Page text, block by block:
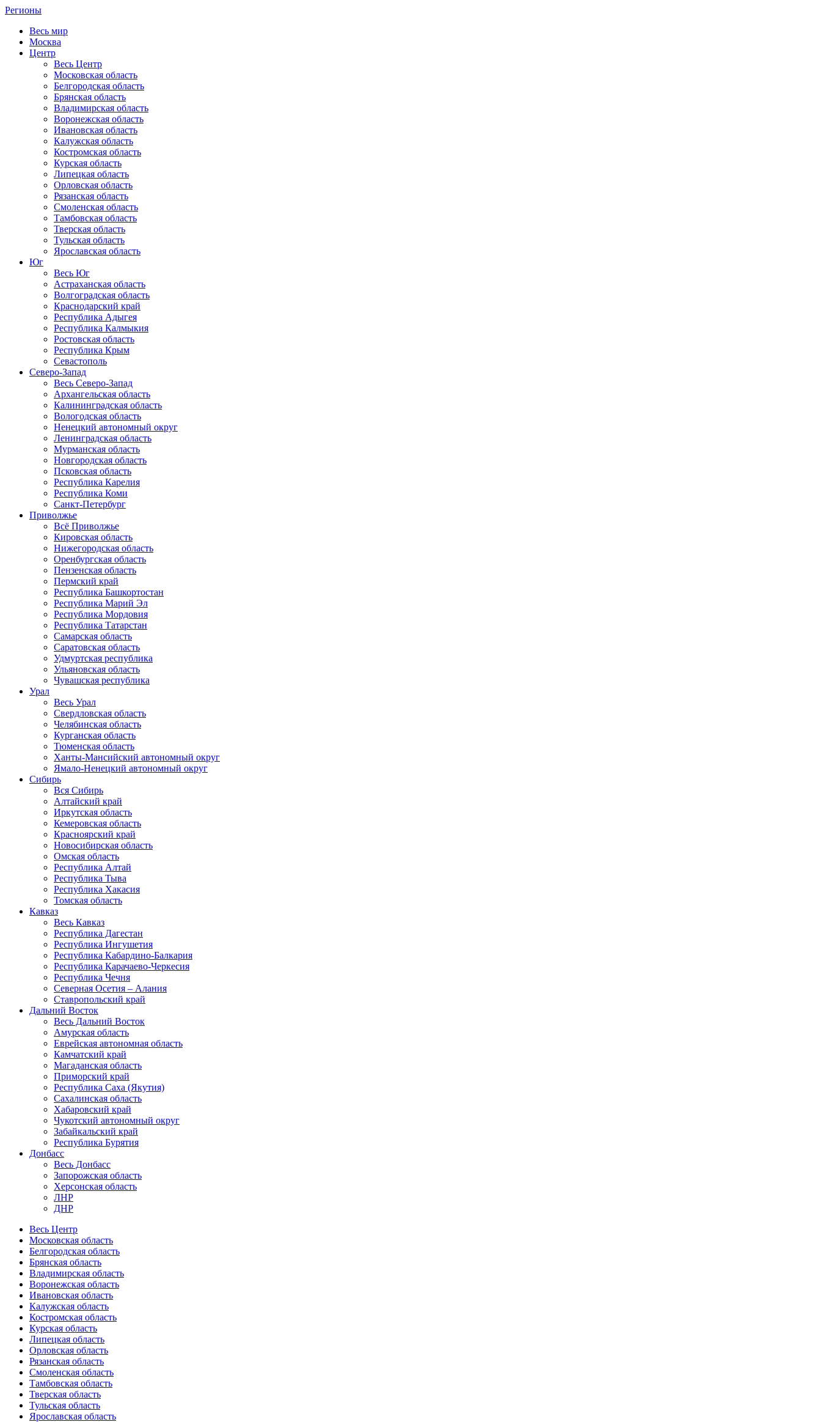
Регионы
Весь мир
Москва
Центр
Весь Центр
Московская область
Белгородская область
Брянская область
Владимирская область
Воронежская область
Ивановская область
Калужская область
Костромская область
Курская область
Липецкая область
Орловская область
Рязанская область
Смоленская область
Тамбовская область
Тверская область
Тульская область
Ярославская область
Юг
Весь Юг
Астраханская область
Волгоградская область
Краснодарский край
Республика Адыгея
Республика Калмыкия
Ростовская область
Республика Крым
Севастополь
Северо-Запад
Весь Северо-Запад
Архангельская область
Калининградская область
Вологодская область
Ненецкий автономный округ
Ленинградская область
Мурманская область
Новгородская область
Псковская область
Республика Карелия
Республика Коми
Санкт-Петербург
Приволжье
Всё Приволжье
Кировская область
Нижегородская область
Оренбургская область
Пензенская область
Пермский край
Республика Башкортостан
Республика Марий Эл
Республика Мордовия
Республика Татарстан
Самарская область
Саратовская область
Удмуртская республика
Ульяновская область
Чувашская республика
Урал
Весь Урал
Свердловская область
Челябинская область
Курганская область
Тюменская область
Ханты-Мансийский автономный округ
Ямало-Ненецкий автономный округ
Сибирь
Вся Сибирь
Алтайский край
Иркутская область
Кемеровская область
Красноярский край
Новосибирская область
Омская область
Республика Алтай
Республика Тыва
Республика Хакасия
Томская область
Кавказ
Весь Кавказ
Республика Дагестан
Республика Ингушетия
Республика Кабардино-Балкария
Республика Карачаево-Черкесия
Республика Чечня
Северная Осетия – Алания
Ставропольский край
Дальний Восток
Весь Дальний Восток
Амурская область
Еврейская автономная область
Камчатский край
Магаданская область
Приморский край
Республика Саха (Якутия)
Сахалинская область
Хабаровский край
Чукотский автономный округ
Забайкальский край
Республика Бурятия
Донбасс
Весь Донбасс
Запорожская область
Херсонская область
ЛНР
ДНР
Весь Центр
Московская область
Белгородская область
Брянская область
Владимирская область
Воронежская область
Ивановская область
Калужская область
Костромская область
Курская область
Липецкая область
Орловская область
Рязанская область
Смоленская область
Тамбовская область
Тверская область
Тульская область
Ярославская область